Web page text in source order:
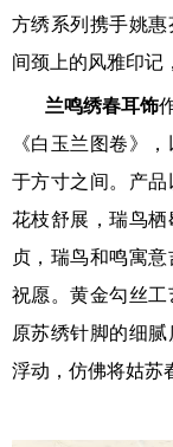
方绣系列携手姚
间颈上的风雅印记
兰鸣绣春耳饰
《白玉兰图卷》
于方寸之间。产品
花枝舒展，瑞鸟
贞，瑞鸟和鸣寓
祝愿。黄金勾丝
原苏绣针脚的细
浮动，仿佛将姑苏